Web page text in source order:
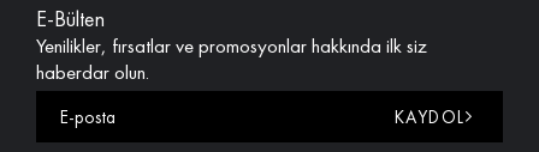
E-Bülten
Yenilikler, fırsatlar ve promosyonlar hakkında ilk siz
haberdar olun.
KAYDOL